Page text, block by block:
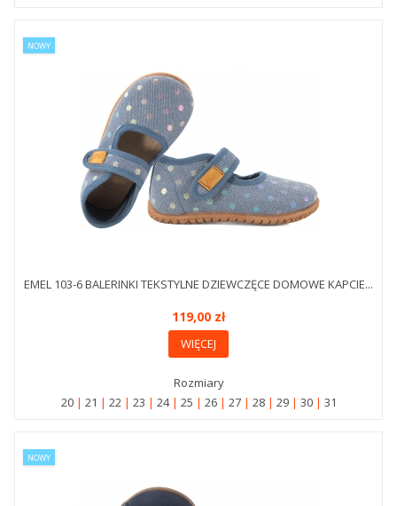
NOWY
EMEL 103-6 BALERINKI TEKSTYLNE DZIEWCZĘCE DOMOWE KAPCIE...
119,00 zł
WIĘCEJ
Rozmiary
20
21 22 23 24 25 26 27 28 29 30 31
NOWY